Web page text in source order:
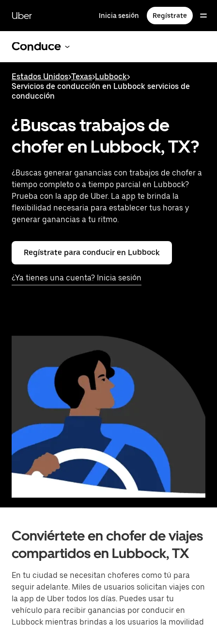
contenido
principal
Uber Inicia sesión Regístrate
Conduce
Estados Unidos>Texas>Lubbock>
Servicios de conducción en Lubbock servicios de
conducción
¿Buscas trabajos de
chofer en Lubbock, TX?
¿Buscas generar ganancias con trabajos de chofer a
tiempo completo o a tiempo parcial en Lubbock?
Prueba con la app de Uber. La app te brinda la
flexibilidad necesaria para establecer tus horas y
generar ganancias a tu ritmo.
Regístrate para conducir en Lubbock
¿Ya tienes una cuenta? Inicia sesión
Conviértete en chofer de viajes
compartidos en Lubbock, TX
En tu ciudad se necesitan choferes como tú para
seguir adelante. Miles de usuarios solicitan viajes con
la app de Uber todos los días. Puedes usar tu
vehículo para recibir ganancias por conducir en
Lubbock mientras brindas a los usuarios la movilidad